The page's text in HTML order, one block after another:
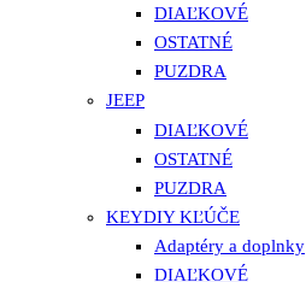
DIAĽKOVÉ
OSTATNÉ
PUZDRA
JEEP
DIAĽKOVÉ
OSTATNÉ
PUZDRA
KEYDIY KĽÚČE
Adaptéry a doplnky
DIAĽKOVÉ